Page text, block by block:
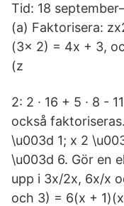
Tid: 18
(a) Faktorisera:
(3x 2) = 4x + 3,
(z
2: 2 ∙ 16 + 5 ∙ 8 -
också
\u003d 1; x 2
\u003d 6. Gör en
upp i 3x/2x, 6x/x
och 3) = 6(x +